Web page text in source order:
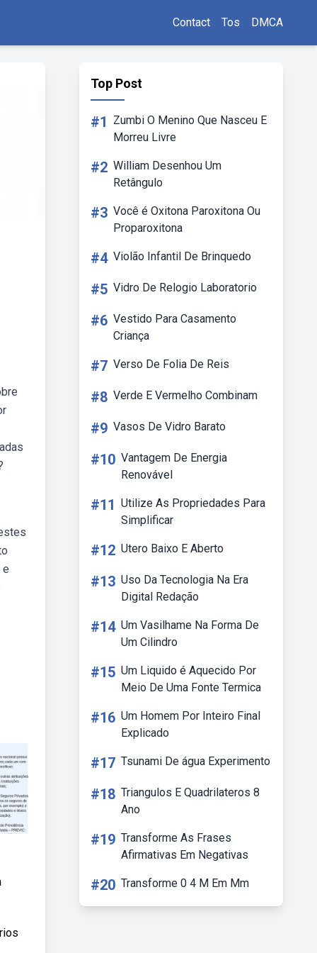
Contact Tos DMCA
e
Top Post
#1
Zumbi O Menino Que Nasceu E
Morreu Livre
#2 William Desenhou Um
Retângulo
#3 Você é Oxitona Paroxitona Ou
Proparoxitona
#4 Violão Infantil De Brinquedo
#5 Vidro De Relogio Laboratorio
#6 Vestido Para Casamento
Criança
#7 Verso De Folia De Reis
#8 Verde E Vermelho Combinam
#9 Vasos De Vidro Barato
#10 Vantagem De Energia
Renovável
#11 Utilize As Propriedades Para
Simplificar
#12 Utero Baixo E Aberto
#13 Uso Da Tecnologia Na Era
Digital Redação
#14 Um Vasilhame Na Forma De
Um Cilindro
#15 Um Liquido é Aquecido Por
Meio De Uma Fonte Termica
#16 Um Homem Por Inteiro Final
Explicado
#17 Tsunami De água Experimento
#18 Triangulos E Quadrilateros 8
Ano
#19 Transforme As Frases
Afirmativas Em Negativas
#20 Transforme 0 4 M Em Mm